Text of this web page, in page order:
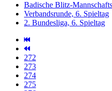
Badische Blitz-
Verbandsrunde, 6. Spieltag
2. Bundesliga, 6. Spieltag
272
273
274
275